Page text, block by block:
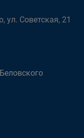
ул. Советская, 21